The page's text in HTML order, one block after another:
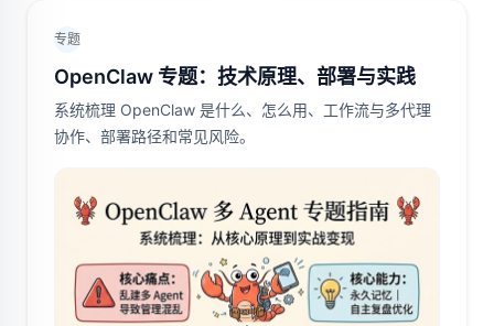
专题
OpenClaw 专题：技术原理、部署与实践
系统梳理 OpenClaw 是什么、怎么用、工作流与多代理
协作、部署路径和常见风险。